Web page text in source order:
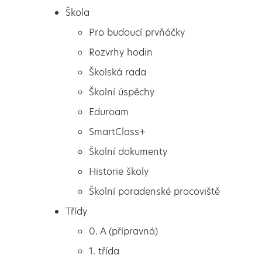
Pro budoucí prvňáčky
Rozvrhy hodin
Školská rada
Škola
Pro budoucí prvňáčky
Rozvrhy hodin
Školská rada
Školní úspěchy
Eduroam
SmartClass+
Školní dokumenty
Historie školy
Školní poradenské pracoviště
Třídy
0. A (přípravná)
1. třída
Žák roku